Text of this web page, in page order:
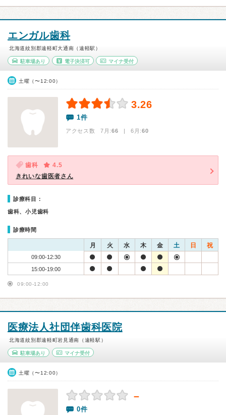
エンガル歯科
北海道紋別郡遠軽町大通南（遠軽駅）
駐車場あり 電子決済可 マイナ受付
土曜（〜12:00）
3.26
1件
アクセス数 7月:66 | 6月:60
歯科
4.5
きれいな歯医者さん
診療科目：
歯科、小児歯科
診療時間
月 火 水 木 金 土 日 祝
09:00-12:30
15:00-19:00
09:00-12:00
医療法人社団伴歯科医院
北海道紋別郡遠軽町岩見通南（遠軽駅）
駐車場あり マイナ受付
土曜（〜12:00）
－
0件